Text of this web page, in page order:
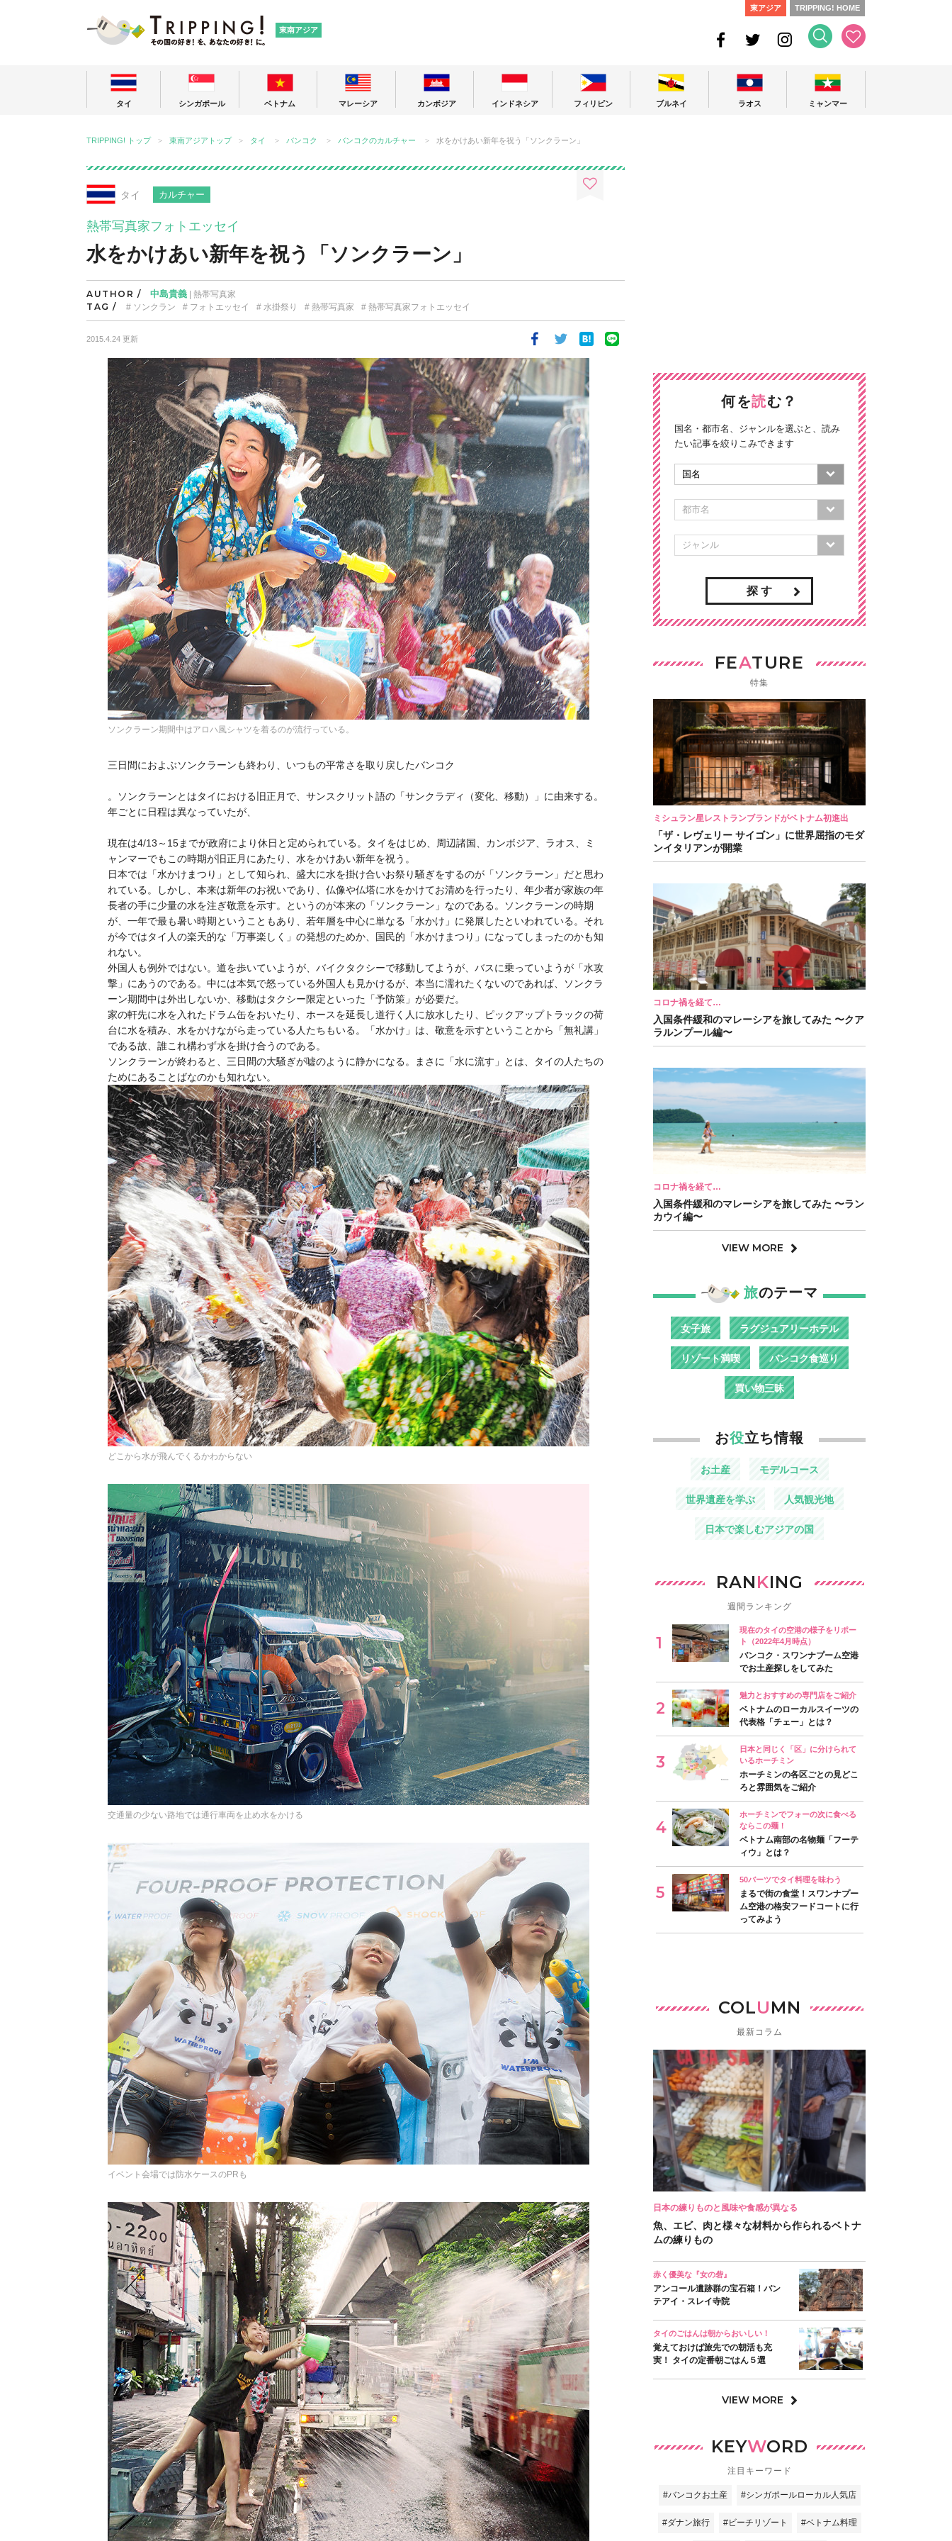
東南アジア
東アジア TRIPPING! HOME
タイ シンガポール ベトナム マレーシア カンボジア インドネシア フィリピン ブルネイ ラオス ミャンマー
TRIPPING! トップ 東南アジアトップ タイ バンコク バンコクのカルチャー 水をかけあい新年を祝う「ソンクラーン」
タイ カルチャー
熱帯写真家フォトエッセイ
水をかけあい新年を祝う「ソンクラーン」
AUTHOR / 中島貴義 | 熱帯写真家
TAG / ソンクラン フォトエッセイ 水掛祭り 熱帯写真家 熱帯写真家フォトエッセイ
2015.4.24 更新
ソンクラーン期間中はアロハ風シャツを着るのが流行っている。
三日間におよぶソンクラーンも終わり、いつもの平常さを取り戻したバンコク
。ソンクラーンとはタイにおける旧正月で、サンスクリット語の「サンクラディ（変化、移動）」に由来する。
年ごとに日程は異なっていたが、
現在は4/13～15までが政府により休日と定められている。タイをはじめ、周辺諸国、カンボジア、ラオス、ミ
ャンマーでもこの時期が旧正月にあたり、水をかけあい新年を祝う。
日本では「水かけまつり」として知られ、盛大に水を掛け合いお祭り騒ぎをするのが「ソンクラーン」だと思わ
れている。しかし、本来は新年のお祝いであり、仏像や仏塔に水をかけてお清めを行ったり、年少者が家族の年
長者の手に少量の水を注ぎ敬意を示す。というのが本来の「ソンクラーン」なのである。ソンクラーンの時期
が、一年で最も暑い時期ということもあり、若年層を中心に単なる「水かけ」に発展したといわれている。それ
が今ではタイ人の楽天的な「万事楽しく」の発想のためか、国民的「水かけまつり」になってしまったのかも知
れない。
外国人も例外ではない。道を歩いていようが、バイクタクシーで移動してようが、バスに乗っていようが「水攻
撃」にあうのである。中には本気で怒っている外国人も見かけるが、本当に濡れたくないのであれば、ソンクラ
ーン期間中は外出しないか、移動はタクシー限定といった「予防策」が必要だ。
家の軒先に水を入れたドラム缶をおいたり、ホースを延長し道行く人に放水したり、ピックアップトラックの荷
台に水を積み、水をかけながら走っている人たちもいる。「水かけ」は、敬意を示すということから「無礼講」
である故、誰これ構わず水を掛け合うのである。
ソンクラーンが終わると、三日間の大騒ぎが嘘のように静かになる。まさに「水に流す」とは、タイの人たちの
ためにあることばなのかも知れない。
どこから水が飛んでくるかわからない
交通量の少ない路地では通行車両を止め水をかける
イベント会場では防水ケースのPRも
何を読む？
国名・都市名、ジャンルを選ぶと、読み
たい記事を絞りこみできます
探 す
FEATURE
特集
ミシュラン星レストランブランドがベトナム初進出
「ザ・レヴェリー サイゴン」に世界屈指のモダ
ンイタリアンが開業
コロナ禍を経て…
入国条件緩和のマレーシアを旅してみた 〜クア
ラルンプール編〜
コロナ禍を経て…
入国条件緩和のマレーシアを旅してみた 〜ラン
カウイ編〜
VIEW MORE
旅のテーマ
女子旅 ラグジュアリーホテル
リゾート満喫 バンコク食巡り
買い物三昧
お役立ち情報
お土産 モデルコース
世界遺産を学ぶ 人気観光地
日本で楽しむアジアの国
RANKING
週間ランキング
現在のタイの空港の様子をリポー
ト（2022年4月時点）
バンコク・スワンナプーム空港
でお土産探しをしてみた
魅力とおすすめの専門店をご紹介
ベトナムのローカルスイーツの
代表格「チェー」とは？
日本と同じく「区」に分けられて
いるホーチミン
ホーチミンの各区ごとの見どこ
ろと雰囲気をご紹介
ホーチミンでフォーの次に食べる
ならこの麺！
ベトナム南部の名物麺「フーテ
ィウ」とは？
50バーツでタイ料理を味わう
まるで街の食堂！スワンナプー
ム空港の格安フードコートに行
ってみよう
COLUMN
最新コラム
日本の練りものと風味や食感が異なる
魚、エビ、肉と様々な材料から作られるベトナ
ムの練りもの
赤く優美な『女の砦』
アンコール遺跡群の宝石箱！バン
テアイ・スレイ寺院
タイのごはんは朝からおいしい！
覚えておけば旅先での朝活も充
実！ タイの定番朝ごはん５選
VIEW MORE
KEYWORD
注目キーワード
#バンコクお土産 #シンガポールローカル人気店
#ダナン旅行 #ビーチリゾート #ベトナム料理